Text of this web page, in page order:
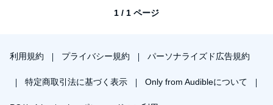
1 / 1 ページ
利用規約 プライバシー規約 パーソナライズド広告規約
特定商取引法に基づく表示 Only from Audibleについて